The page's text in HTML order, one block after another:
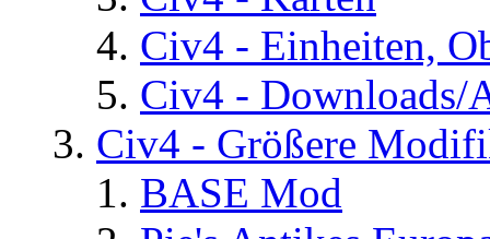
Civ4 - Einheiten,
Civ4 - Downloads/
Civ4 - Größere
BASE Mod